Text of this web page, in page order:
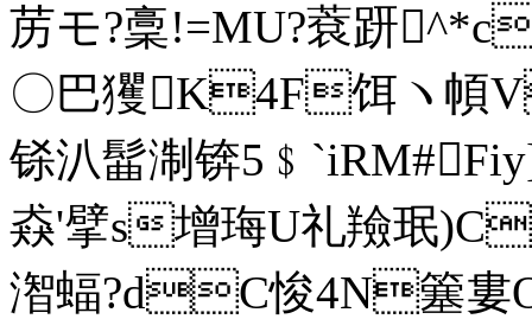
苈モ?稾!=MU?蔉趼
〇巴玃K4F饵ヽ幁
铩汃髷淛锛
猋'擘s增珻U礼羷珉
潪蝠?dC悛4N簺婁